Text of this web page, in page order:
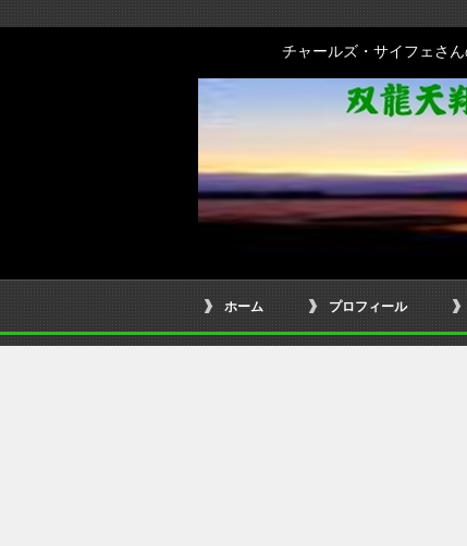
チャールズ・サイフェさ
ホーム プロフィール